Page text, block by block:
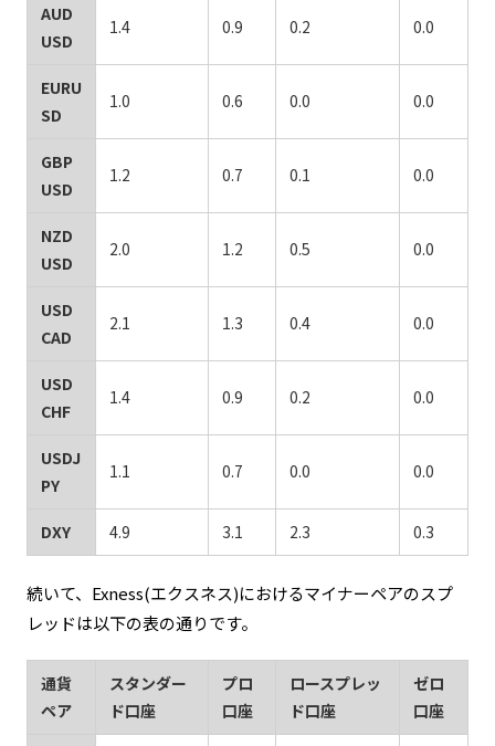
AUD
USD
1.4 0.9 0.2 0.0
EURU
SD
1.0 0.6 0.0 0.0
GBP
USD
1.2 0.7 0.1 0.0
NZD
USD
2.0 1.2 0.5 0.0
USD
CAD
2.1 1.3 0.4 0.0
USD
CHF
1.4 0.9 0.2 0.0
USDJ
PY
1.1 0.7 0.0 0.0
DXY 4.9 3.1 2.3 0.3
続いて、Exness(エクスネス)におけるマイナーペアのスプ
レッドは以下の表の通りです。
通貨
ペア
スタンダー
ド口座
プロ
口座
ロースプレッ
ド口座
ゼロ
口座